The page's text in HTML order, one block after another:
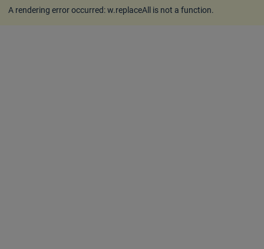
A rendering error occurred:w.replaceAll is not a function.